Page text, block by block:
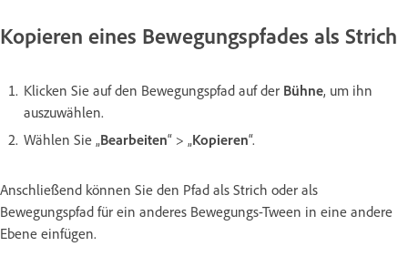
Kopieren eines Bewegungspfades als Strich
Klicken Sie auf den Bewegungspfad auf der Bühne, um ihn
auszuwählen.
Wählen Sie „Bearbeiten“ > „Kopieren“.
Anschließend können Sie den Pfad als Strich oder als
Bewegungspfad für ein anderes Bewegungs-Tween in eine andere
Ebene einfügen.